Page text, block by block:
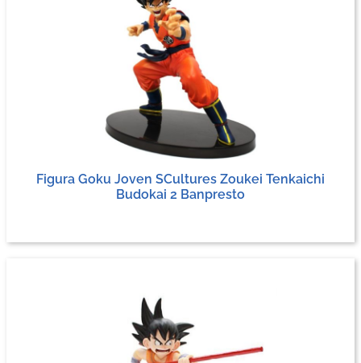
Figura Goku Joven SCultures Zoukei Tenkaichi
Budokai 2 Banpresto